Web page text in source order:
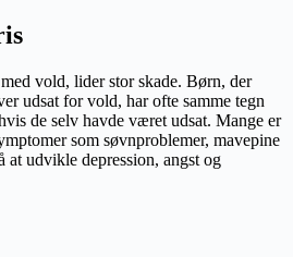
vold, lider stor skade. Børn, der
udsat for vold, har ofte samme tegn
de selv havde været udsat. Mange er
som søvnproblemer, mavepine
at udvikle depression, angst og